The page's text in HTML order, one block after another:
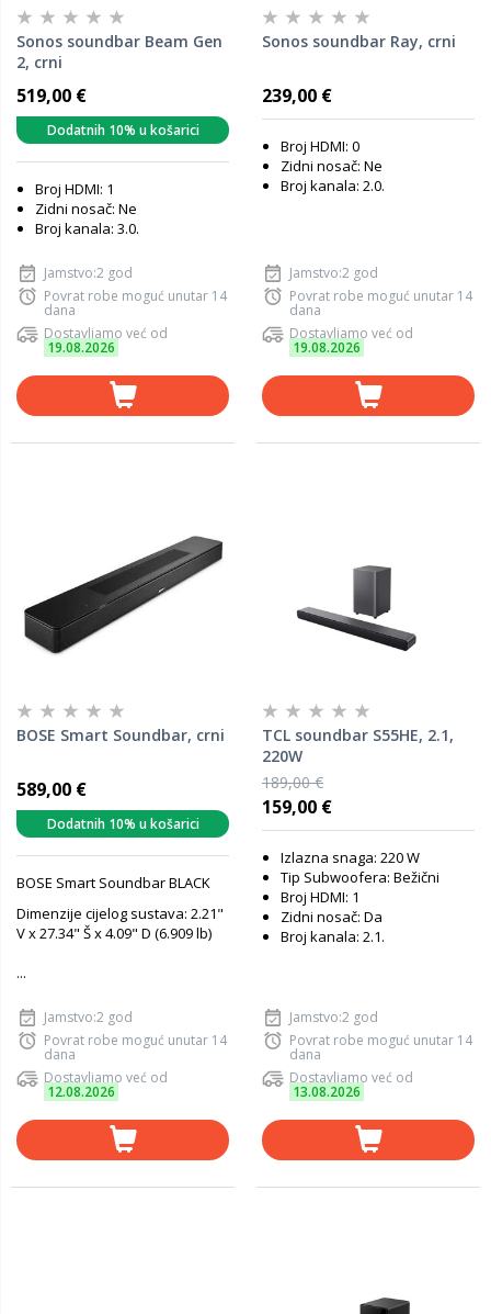
Sonos soundbar Beam Gen
2, crni
519,00 €
Dodatnih 10% u košarici
Broj HDMI: 1
Zidni nosač: Ne
Broj kanala: 3.0.
Jamstvo:2 god
Povrat robe moguć unutar 14
dana
Dostavljamo već od
19.08.2026
Sonos soundbar Ray, crni
239,00 €
Broj HDMI: 0
Zidni nosač: Ne
Broj kanala: 2.0.
Jamstvo:2 god
Povrat robe moguć unutar 14
dana
Dostavljamo već od
19.08.2026
BOSE Smart Soundbar, crni
589,00 €
Dodatnih 10% u košarici
BOSE Smart Soundbar BLACK
Dimenzije cijelog sustava: 2.21"
V x 27.34" Š x 4.09" D (6.909 lb)
...
Jamstvo:2 god
Povrat robe moguć unutar 14
dana
Dostavljamo već od
12.08.2026
TCL soundbar S55HE, 2.1,
220W
189,00 €
159,00 €
Izlazna snaga: 220 W
Tip Subwoofera: Bežični
Broj HDMI: 1
Zidni nosač: Da
Broj kanala: 2.1.
Jamstvo:2 god
Povrat robe moguć unutar 14
dana
Dostavljamo već od
13.08.2026